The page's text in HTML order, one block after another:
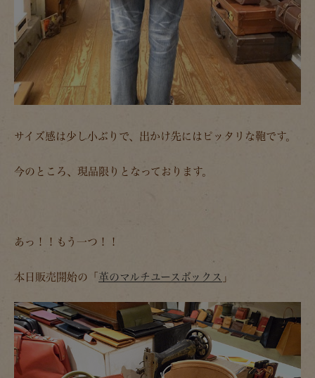
サイズ感は少し小ぶりで、出かけ先にはピッタリな鞄です。
今のところ、現品限りとなっております。
あっ！！もう一つ！！
本日販売開始の「 革のマルチユースボックス 」